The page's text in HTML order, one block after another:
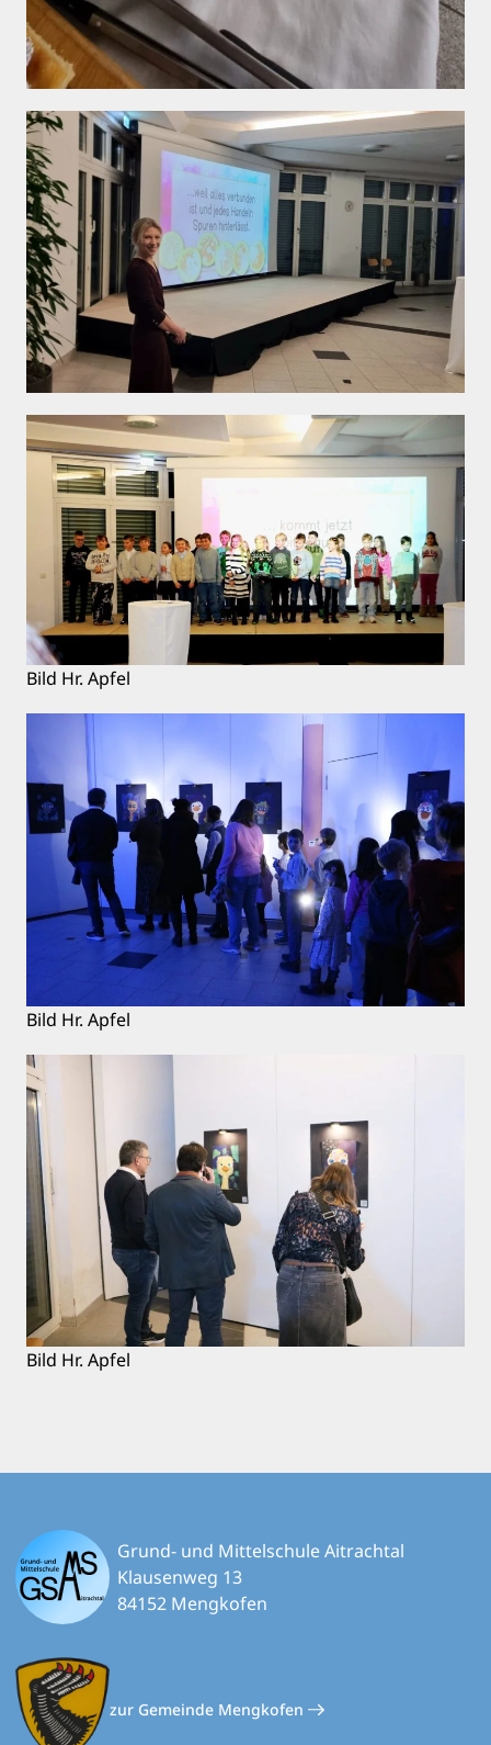
Bild Hr. Apfel
Bild Hr. Apfel
Bild Hr. Apfel
Grund- und Mittelschule Aitrachtal
Klausenweg 13
84152 Mengkofen
zur Gemeinde Mengkofen